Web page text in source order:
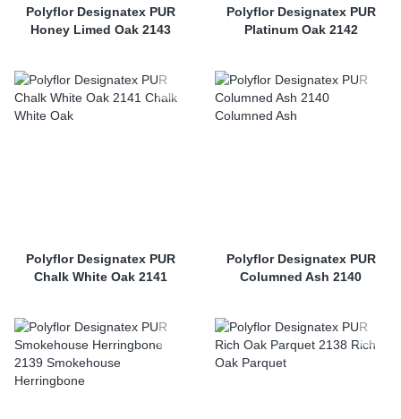
Polyflor Designatex PUR
Honey Limed Oak 2143
Polyflor Designatex PUR
Platinum Oak 2142
Polyflor Designatex PUR
Chalk White Oak 2141
Polyflor Designatex PUR
Columned Ash 2140